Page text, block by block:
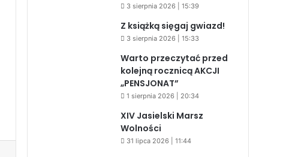
3 sierpnia 2026 | 15:39
Z książką sięgaj gwiazd!
3 sierpnia 2026 | 15:33
Warto przeczytać przed
kolejną rocznicą AKCJI
„PENSJONAT”
1 sierpnia 2026 | 20:34
XIV Jasielski Marsz
Wolności
31 lipca 2026 | 11:44